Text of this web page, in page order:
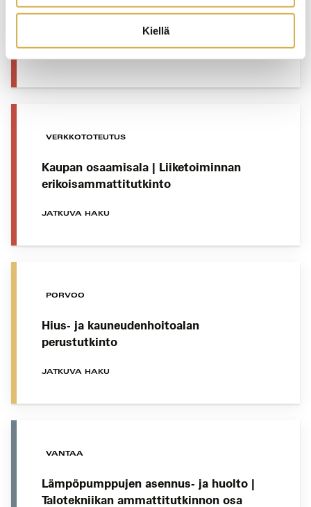
Kiellä
Henkilöstöhallinnon osaamisala |
Liiketoiminnan erikoisammattitutkinto
VERKKOTOTEUTUS
Kaupan osaamisala | Liiketoiminnan
erikoisammattitutkinto
JATKUVA HAKU
PORVOO
Hius- ja kauneudenhoitoalan
perustutkinto
JATKUVA HAKU
VANTAA
Lämpöpumppujen asennus- ja huolto |
Talotekniikan ammattitutkinnon osa